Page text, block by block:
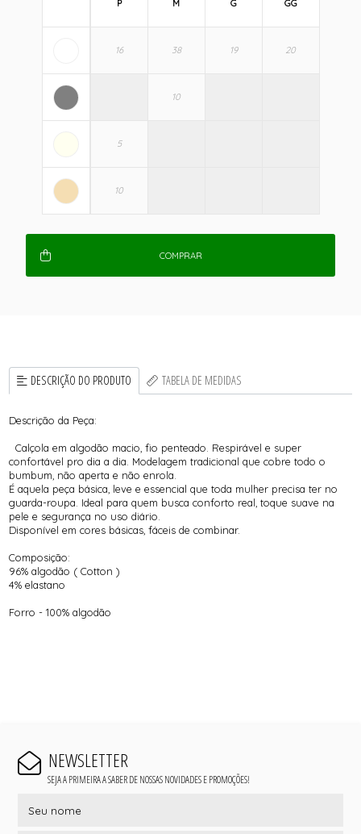
P M G GG
COMPRAR
DESCRIÇÃO DO PRODUTO TABELA DE MEDIDAS
Descrição da Peça:
Calçola em algodão macio, fio penteado. Respirável e super
confortável pro dia a dia. Modelagem tradicional que cobre todo o
bumbum, não aperta e não enrola.
É aquela peça básica, leve e essencial que toda mulher precisa ter no
guarda-roupa. Ideal para quem busca conforto real, toque suave na
pele e segurança no uso diário.
Disponível em cores básicas, fáceis de combinar.
Composição:
96% algodão ( Cotton )
4% elastano
Forro - 100% algodão
NEWSLETTER
SEJA A PRIMEIRA A SABER DE NOSSAS NOVIDADES E PROMOÇÕES!